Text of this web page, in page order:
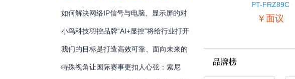
安全的挑战？
如何解决网络IP信号与电脑、显示屏的对
接难题？
小鸟科技羽控品牌“AI+显控”将给行业打开
怎样的新未来？
我们的目标是打造高效可靠、面向未来的
专业通讯解决方案
特殊视角让国际赛事更扣人心弦：索尼
PT-FRZ89C
￥面议
品牌榜